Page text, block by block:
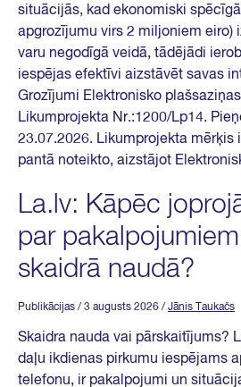
situācijās, kad ekonomiski
apgrozījumu virs 2 miljoniem eiro)
varu negodīgā veidā, tādējādi
iespējas efektīvi aizstāvēt savas
Grozījumi Elektronisko
Likumprojekta Nr.:1200/Lp14.
23.07.2026. Likumprojekta mērķis
pantā noteikto, aizstājot
La.lv: Kāpēc
par
skaidrā naudā?
Publikācijas / 3 augusts 2026 / Jānis Taukačs
Skaidra nauda vai pārskaitījums?
daļu ikdienas pirkumu iespējams
telefonu, ir pakalpojumi un